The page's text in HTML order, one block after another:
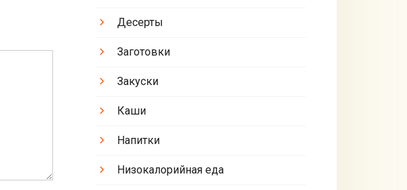
Десерты
Заготовки
Закуски
Каши
Напитки
Низокалорийная еда